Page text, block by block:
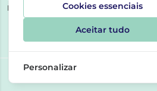
Rua dos Castanheiros 5 AB Feijó2810-
Cookies essenciais
Aceitar tudo
Personalizar